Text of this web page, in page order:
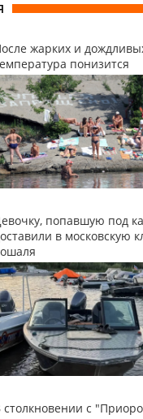
жарких и
понизится
попавшую под
в московскую
столкновении с